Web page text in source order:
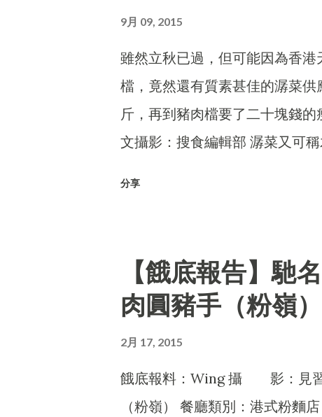
9月 09, 2015
雖然立秋已過，但可能因為香
檔，竟然還有質素甚佳的潺菜
斤，再到豬肉檔要了二十塊錢
文攝影：搜食編輯部 潺菜又可
分享
【餓底報告】馳
肉圓豬手（粉嶺）
2月 17, 2015
餓底報料：Wing 攝 影：見
（粉嶺） 餐廳類別：港式粉麵